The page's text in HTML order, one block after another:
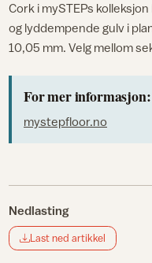
Cork i mySTEPs
og lyddempende gulv i
10,05 mm. Velg mellom
For mer informasjon:
mystepfloor.no
Nedlasting
Last ned artikkel